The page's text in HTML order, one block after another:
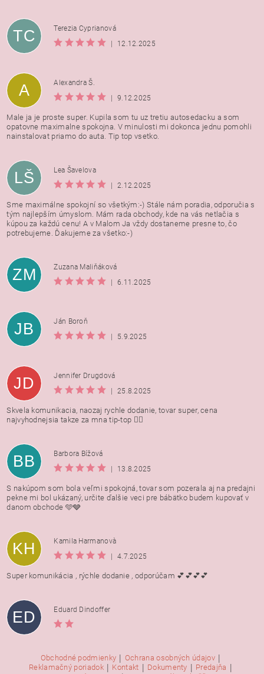
TC
Terezia Cyprianová
12.12.2025
A
Alexandra Š.
9.12.2025
Male ja je proste super. Kupila som tu uz tretiu autosedacku a som
opatovne maximalne spokojna. V minulosti mi dokonca jednu pomohli
nainstalovat priamo do auta. Tip top vsetko.
LŠ
Lea Šavelova
2.12.2025
Sme maximálne spokojní so všetkým:-) Stále nám poradia, odporučia s
tým najlepším úmyslom. Mám rada obchody, kde na vás netlačia s
kúpou za každú cenu! A v Malom Ja vždy dostaneme presne to, čo
potrebujeme. Ďakujeme za všetko:-)
ZM
Zuzana Maliňáková
6.11.2025
JB
Ján Boroň
5.9.2025
JD
Jennifer Drugdová
25.8.2025
Skvela komunikacia, naozaj rychle dodanie, tovar super, cena
najvyhodnejsia takze za mna tip-top 👍🏻
BB
Barbora Bížová
13.8.2025
S nakúpom som bola veľmi spokojná, tovar som pozerala aj na predajni
pekne mi bol ukázaný, určite ďalšie veci pre bábätko budem kupovať v
danom obchode 🩵🩶
KH
Kamila Harmanovà
4.7.2025
Super komunikácia , rýchle dodanie , odporúčam 💕💕💕💕
ED Eduard Dindoffer
Obchodné podmienky Ochrana osobných údajov
Reklamačný poriadok Kontakt Dokumenty Predajňa